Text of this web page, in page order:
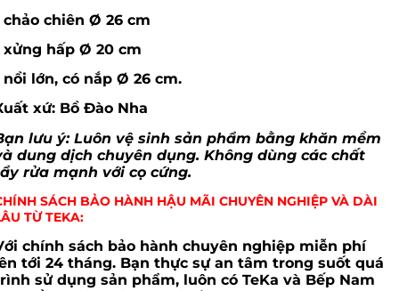
chảo chiên Ø 26 cm
xửng hấp Ø 20 cm
nồi lớn, có nắp Ø 26 cm.
xứ: Bồ Đào Nha
lưu ý: Luôn vệ sinh sản phẩm bằng khăn mềm
dung dịch chuyên dụng. Không dùng các chất
rửa mạnh với cọ cứng.
SÁCH BẢO HÀNH HẬU MÃI CHUYÊN NGHIỆP VÀ DÀI
TỪ TEKA:
chính sách bảo hành chuyên nghiệp miễn phí
tới 24 tháng. Bạn thực sự an tâm trong suốt quá
sử dụng sản phẩm, luôn có TeKa và Bếp Nam